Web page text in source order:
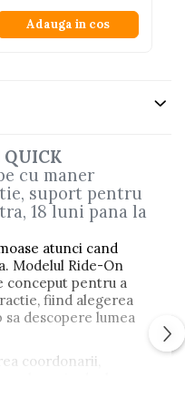
Adauga in cos
QUICK
cu maner
suport pentru
18 luni pana la
atunci cand
Modelul Ride-On
conceput pentru a
fiind alegerea
descopere lumea
coordonarii,
manerul parental